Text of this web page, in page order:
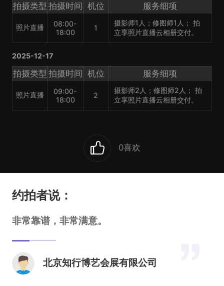
拍摄类型 拍摄时间 机位 服务细项
照片直播
08:00-
18:00
1
摄影师1人；修图师1人； 拍
立享照片直播云相册交付。
2025-12-17
拍摄类型 拍摄时间 机位 服务细项
照片直播
09:00-
18:00
2
摄影师2人；修图师2人； 拍
立享照片直播云相册交付。
0喜欢
约拍者说：
非常靠谱，非常满意。
北京知行博艺会展有限公司